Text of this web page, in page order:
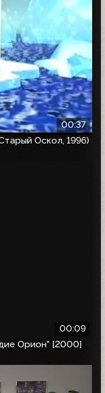
00:37
Оскол, 1996)
00:09
Орион" [2000]